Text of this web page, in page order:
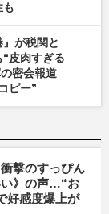
も
が税関と
皮肉すぎる
密会報道
ピー”
撃のすっぴん
い》の声…“お
好感度爆上が